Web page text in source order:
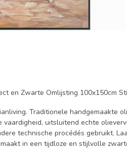
en Zwarte Omlijsting 100x150cm
Traditionele handgemaakte
uitsluitend echte
technische procédés gebruikt.
in een tijdloze en stijlvolle